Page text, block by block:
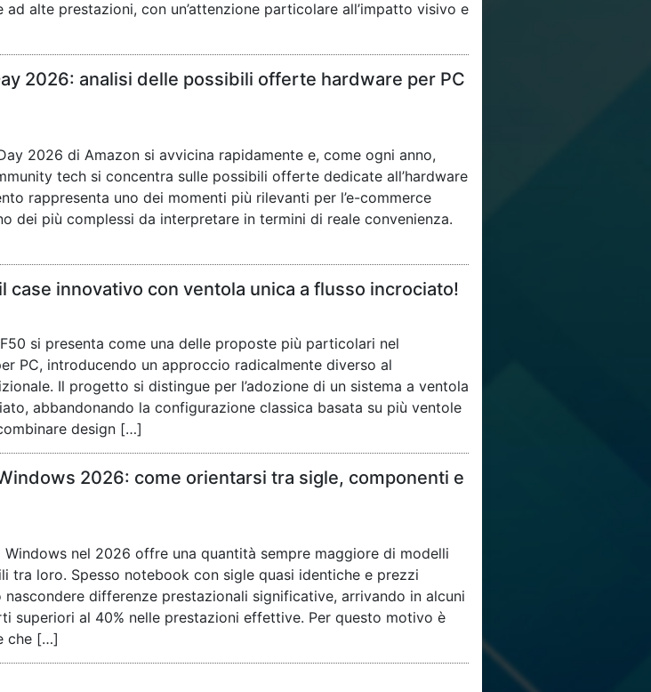
ad alte prestazioni, con un’attenzione particolare all’impatto visivo e
2026: analisi delle possibili offerte hardware per PC
2026 di Amazon si avvicina rapidamente e, come ogni anno,
tech si concentra sulle possibili offerte dedicate all’hardware
rappresenta uno dei momenti più rilevanti per l’e-commerce
dei più complessi da interpretare in termini di reale convenienza.
case innovativo con ventola unica a flusso incrociato!
si presenta come una delle proposte più particolari nel
PC, introducendo un approccio radicalmente diverso al
Il progetto si distingue per l’adozione di un sistema a ventola
abbandonando la configurazione classica basata su più ventole
design […]
2026: come orientarsi tra sigle, componenti e
nel 2026 offre una quantità sempre maggiore di modelli
tra loro. Spesso notebook con sigle quasi identiche e prezzi
differenze prestazionali significative, arrivando in alcuni
superiori al 40% nelle prestazioni effettive. Per questo motivo è
che […]